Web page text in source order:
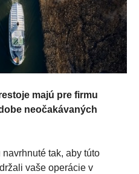
majú pre firmu
neočakávaných
tak, aby túto
vaše operácie v